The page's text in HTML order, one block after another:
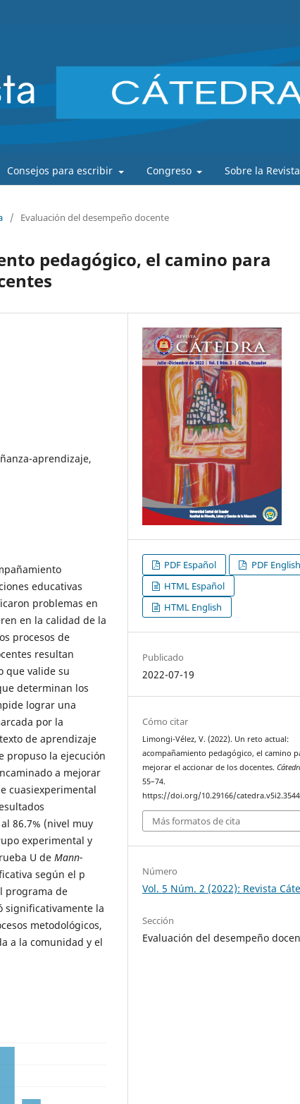
Consejos para escribir Congreso Sobre la Revista
/ Evaluación del desempeño docente
pedagógico, el camino para
aprendizaje,
educativas
problemas en
en la calidad de la
procesos de
resultan
que valide su
determinan los
lograr una
por la
de aprendizaje
propuso la ejecución
a mejorar
cuasiexperimental
86.7% (nivel muy
experimental y
U de Mann-
según el p
programa de
significativamente la
metodológicos,
a la comunidad y el
PDF Español
PDF English
HTML Español
HTML English
Publicado
2022-07-19
Cómo citar
Limongi-Vélez, V. (2022). Un reto actual:
acompañamiento pedagógico, el camino
mejorar el accionar de los docentes.
55–74.
https://doi.org/10.29166/catedra.v5i2.3544
Más formatos de cita
Número
Vol. 5 Núm. 2 (2022): Revista
Sección
Evaluación del desempeño